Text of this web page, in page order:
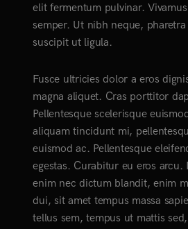
elit fermentum pulvinar. Vivamus
semper. Ut nibh neque,
suscipit ut ligula.
Fusce ultricies dolor a eros
magna aliquet. Cras porttitor
Pellentesque scelerisque
aliquam tincidunt mi,
euismod ac. Pellentesque
egestas. Curabitur eu eros arcu.
enim nec dictum blandit, enim
dui, sit amet tempus massa
tellus sem, tempus ut mattis